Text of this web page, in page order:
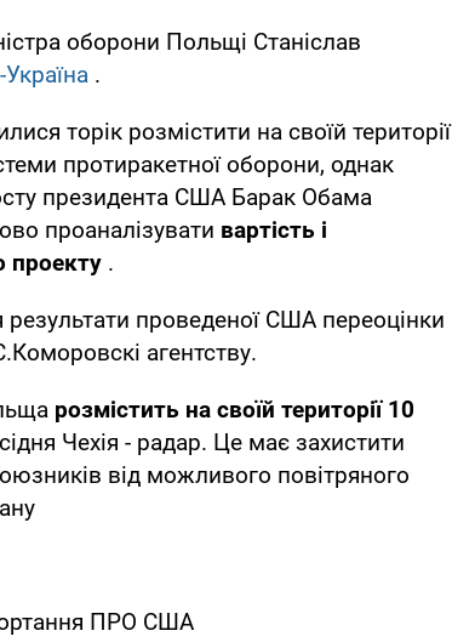
оборони Польщі Станіслав
.
торік розмістити на своїй території
протиракетної оборони, однак
президента США Барак Обама
проаналізувати вартість і
проекту .
проведеної США переоцінки
агентству.
розмістить на своїй території 10
Чехія - радар. Це має захистити
від можливого повітряного
ПРО США